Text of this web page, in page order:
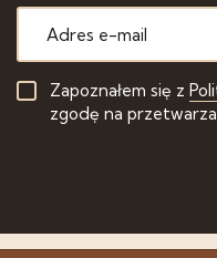
Zapoznałem się z
zgodę na